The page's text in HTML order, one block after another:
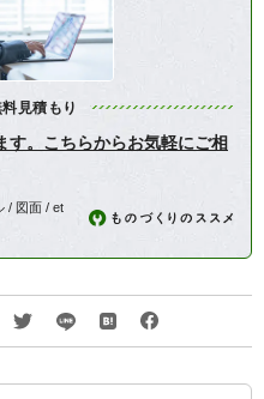
見積もり
す。こちらからお気軽にご相
/ 図面 / et